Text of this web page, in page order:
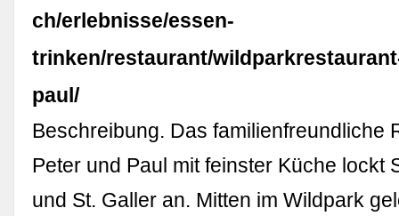
ch/erlebnisse/essen-
trinken/restaurant/
paul/
Beschreibung. Das familienfreundliche
Peter und Paul mit feinster Küche lockt
und St. Galler an. Mitten im Wildpark